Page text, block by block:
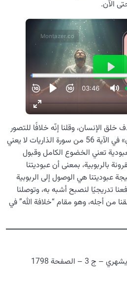
الآن.
الإنسان، وقلنا إنّه خلافًا للتصور
الشائع، فإن مفهوم «لِيَعْبُدُونِ» في الآية 56 من سورة الذاريات لا يعني
تعني الخضوع الكامل وقبول
بالربوبية، بمعنى أن عبوديتنا
عبوديتنا هي الوصول إلى الربوبية
تدريجيًا لنصبح أشبه به، وتوصلنا
من أجله، وهو مقام “خلافة الله” في
– الصفحة 1798